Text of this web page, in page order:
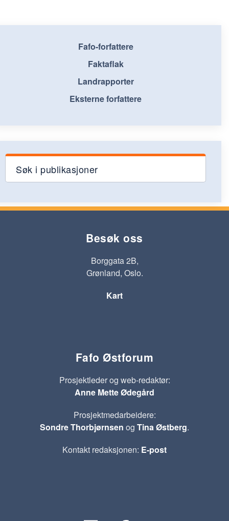
Fafo-forfattere
Faktaflak
Landrapporter
Eksterne forfattere
Søk i publikasjoner
Besøk oss
Borggata 2B,
Grønland, Oslo.
Kart
Fafo Østforum
Prosjektleder og web-redaktør:
Anne Mette Ødegård
Prosjektmedarbeidere:
Sondre Thorbjørnsen og Tina Østberg.
Kontakt redaksjonen: E-post